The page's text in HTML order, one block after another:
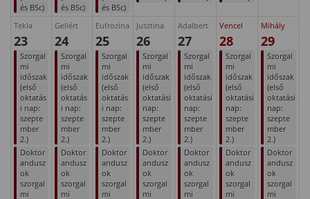
és BSc)
és BSc)
és BSc)
Tekla
23
Szorgal
mi
időszak
(első
oktatás
i nap:
szepte
mber
2.)
Doktor
andusz
ok
szorgal
mi
Gellért
24
Szorgal
mi
időszak
(első
oktatás
i nap:
szepte
mber
2.)
Doktor
andusz
ok
szorgal
mi
Eufrozina
25
Szorgal
mi
időszak
(első
oktatás
i nap:
szepte
mber
2.)
Doktor
andusz
ok
szorgal
mi
Jusztina
26
Szorgal
mi
időszak
(első
oktatási
nap:
szepte
mber
2.)
Doktor
andusz
ok
szorgal
mi
Adalbert
27
Szorgal
mi
időszak
(első
oktatási
nap:
szepte
mber
2.)
Doktor
andusz
ok
szorgal
mi
Vencel
28
Szorgal
mi
időszak
(első
oktatási
nap:
szepte
mber
2.)
Doktor
andusz
ok
szorgal
mi
Mihály
29
Szorgal
mi
időszak
(első
oktatási
nap:
szepte
mber
2.)
Doktor
andusz
ok
szorgal
mi